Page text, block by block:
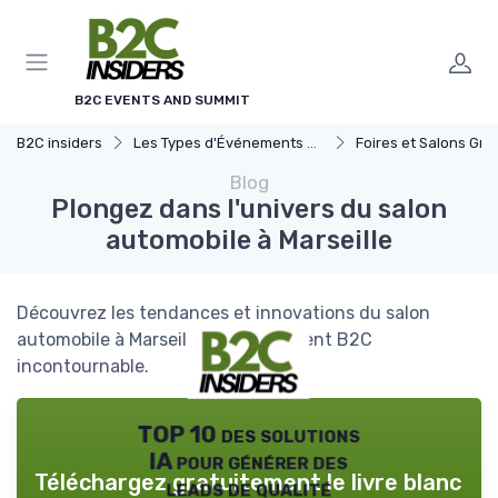
B2C EVENTS AND SUMMIT
B2C insiders Les Types d'Événements B2C Foires et Salons Grand
Blog
Plongez dans l'univers du salon
automobile à Marseille
Découvrez les tendances et innovations du salon
automobile à Marseille, un événement B2C
incontournable.
TOP 10 des solutions
IA pour générer des
leads de qualité
Téléchargez gratuitement le livre blanc
Panneau de gestion des cookies